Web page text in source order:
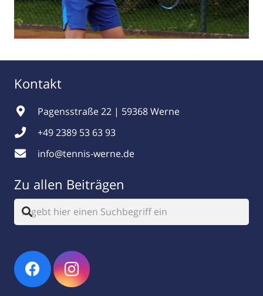
Kontakt
Pagensstraße 22 | 59368 Werne
+49 2389 53 63 93
info@tennis-werne.de
Zu allen Beiträgen